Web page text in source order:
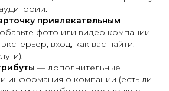
привлекательным
фото или видео компании
вход, как вас найти,
— дополнительные
информация о компании (есть ли